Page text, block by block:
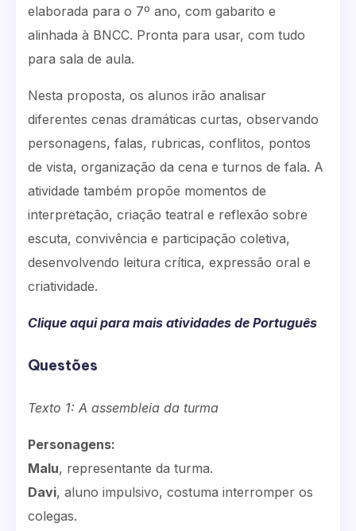
elaborada para o 7º ano, com gabarito e
alinhada à BNCC. Pronta para usar, com tudo
para sala de aula.
Nesta proposta, os alunos irão analisar
diferentes cenas dramáticas curtas, observando
personagens, falas, rubricas, conflitos, pontos
de vista, organização da cena e turnos de fala. A
atividade também propõe momentos de
interpretação, criação teatral e reflexão sobre
escuta, convivência e participação coletiva,
desenvolvendo leitura crítica, expressão oral e
criatividade.
Clique aqui para mais atividades de Português
Questões
Texto 1: A assembleia da turma
Personagens:
Malu, representante da turma.
Davi, aluno impulsivo, costuma interromper os
colegas.